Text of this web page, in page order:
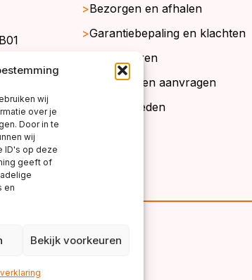
wij
over je
Door in te
wij
ID's op deze
geeft of
en
Bekijk voorkeuren
Bezorgen en afhalen
Garantiebepaling en klachten
Retourneren
Gratis stalen aanvragen
Werkgebieden